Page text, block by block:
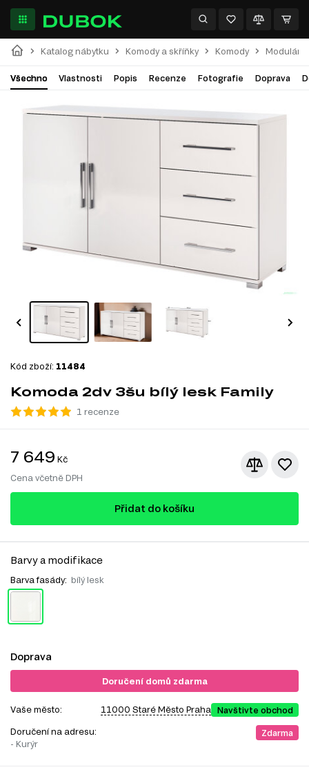
Katalog nábytku Komody a skříňky Komody
Všechno Vlastnosti Popis Recenze Fotografie Doprava
Kód zboží: 11484
Komoda 2dv 3šu bílý lesk Family
1 recenze
7 649 Kč
Cena včetně DPH
Přidat do košíku
Barvy a modifikace
Barva fasády: bílý lesk
Doprava
Doručení domů zdarma
Vaše město: 11000 Staré Město Praha Navštivte obchod
Doručení na adresu:
- Kurýr
Zdarma